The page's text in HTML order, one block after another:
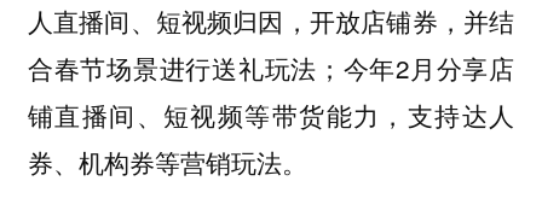
人直播间、短视频归因，开放店铺券，并结
合春节场景进行送礼玩法；今年2月分享店
铺直播间、短视频等带货能力，支持达人
券、机构券等营销玩法。